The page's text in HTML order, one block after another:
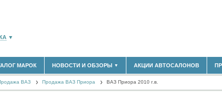
▼
(14298)
МАРОК НОВОСТИ И ОБЗОРЫ ▼
НОВОСТИ РЫНКА
АКЦИИ АВТОСАЛОНОВ
ВАЗ Продажа ВАЗ Приора ВАЗ Приора 2010 г.в.